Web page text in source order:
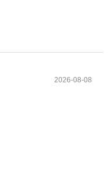
2026-08-08